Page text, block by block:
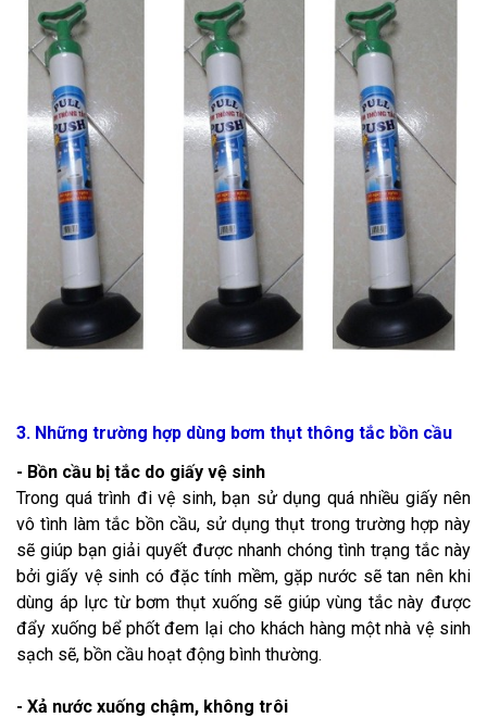
3. Những trường hợp dùng bơm thụt thông tắc bồn cầu
- Bồn cầu bị tắc do giấy vệ sinh
Trong quá trình đi vệ sinh, bạn sử dụng quá nhiều giấy nên
vô tình làm tắc bồn cầu, sử dụng thụt trong trường hợp này
sẽ giúp bạn giải quyết được nhanh chóng tình trạng tắc này
bởi giấy vệ sinh có đặc tính mềm, gặp nước sẽ tan nên khi
dùng áp lực từ bơm thụt xuống sẽ giúp vùng tắc này được
đẩy xuống bể phốt đem lại cho khách hàng một nhà vệ sinh
sạch sẽ, bồn cầu hoạt động bình thường.
- Xả nước xuống chậm, không trôi